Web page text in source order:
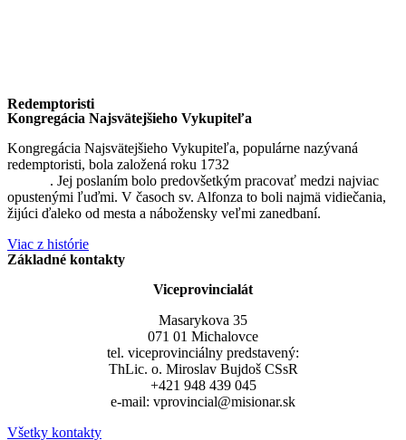
Redemptoristi
Kongregácia Najsvätejšieho Vykupiteľa
Kongregácia Najsvätejšieho Vykupiteľa, populárne nazývaná
redemptoristi, bola založená roku 1732
. Jej poslaním bolo predovšetkým pracovať medzi najviac
opustenými ľuďmi. V časoch sv. Alfonza to boli najmä vidiečania,
žijúci ďaleko od mesta a nábožensky veľmi zanedbaní.
Viac z histórie
Základné kontakty
Viceprovincialát
Masarykova 35
071 01 Michalovce
tel. viceprovinciálny predstavený:
ThLic. o. Miroslav Bujdoš CSsR
+421 948 439 045
e-mail: vprovincial@misionar.sk
Všetky kontakty